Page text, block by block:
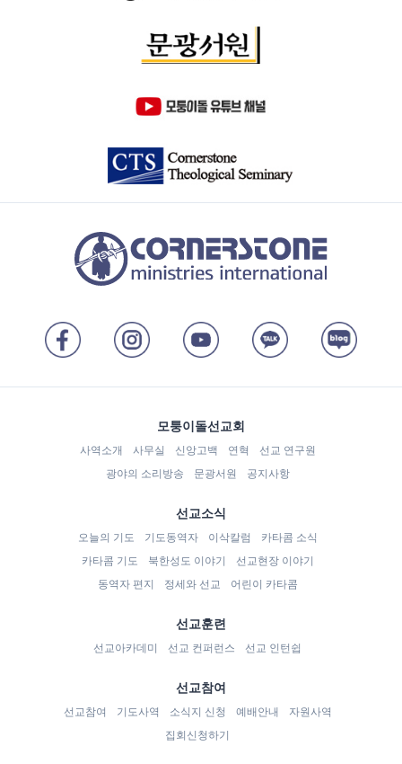
모퉁이돌선교회
사역소개 사무실 신앙고백 연혁
선교 연구원
광야의 소리방송
문광서원 공지사항
선교소식
오늘의 기도 기도동역자 이삭칼럼
카타콤 소식
카타콤 기도
북한성도 이야기
선교현장 이야기
동역자 편지
정세와 선교 어린이 카타콤
선교훈련
선교아카데미 선교 컨퍼런스 선교 인턴쉽
선교참여
선교참여 기도사역 소식지 신청 예배안내
자원사역
집회신청하기